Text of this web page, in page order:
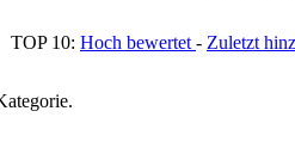
TOP 10: Hoch bewertet - Zuletzt